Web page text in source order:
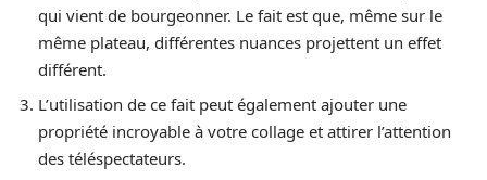
qui vient de bourgeonner. Le fait est que, même sur le
même plateau, différentes nuances projettent un effet
différent.
L’utilisation de ce fait peut également ajouter une
propriété incroyable à votre collage et attirer l’attention
des téléspectateurs.